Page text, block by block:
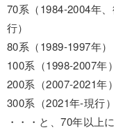
70系（1984-2004年
行）
80系（1989-1997年）
100系（1998-2007年）
200系（2007-2021年
300系（2021年-現行）
・・・と、70年以上